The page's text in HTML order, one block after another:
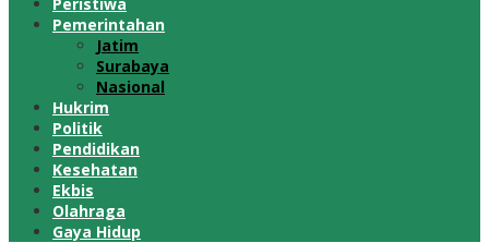
Pemerintahan
Jatim
Surabaya
Nasional
Hukrim
Politik
Pendidikan
Kesehatan
Ekbis
Olahraga
Gaya Hidup